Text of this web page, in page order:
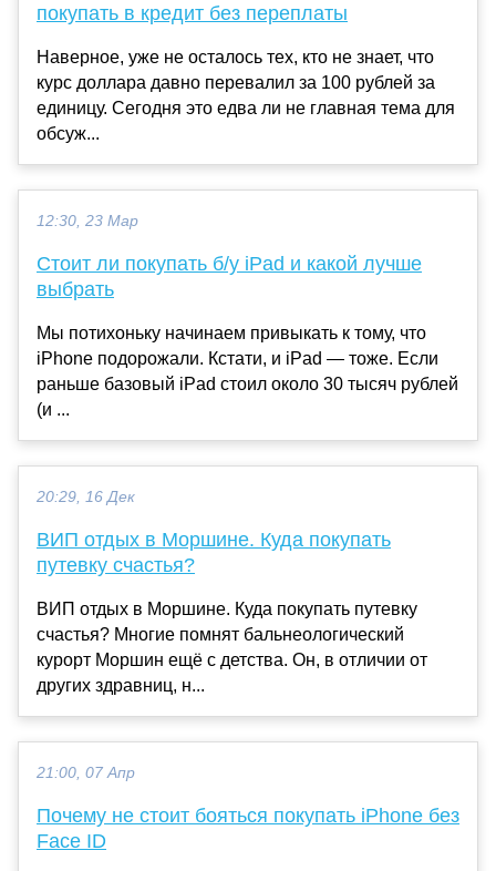
покупать в кредит без переплаты
Наверное, уже не осталось тех, кто не знает, что
курс доллара давно перевалил за 100 рублей за
единицу. Сегодня это едва ли не главная тема для
обсуж...
12:30, 23 Мар
Стоит ли покупать б/у iPad и какой лучше
выбрать
Мы потихоньку начинаем привыкать к тому, что
iPhone подорожали. Кстати, и iPad — тоже. Если
раньше базовый iPad стоил около 30 тысяч рублей
(и ...
20:29, 16 Дек
ВИП отдых в Моршине. Куда покупать
путевку счастья?
ВИП отдых в Моршине. Куда покупать путевку
счастья? Многие помнят бальнеологический
курорт Моршин ещё с детства. Он, в отличии от
других здравниц, н...
21:00, 07 Апр
Почему не стоит бояться покупать iPhone без
Face ID